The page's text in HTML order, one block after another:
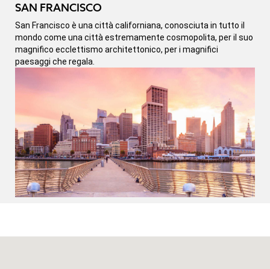
SAN FRANCISCO
San Francisco è una città californiana, conosciuta in tutto il
mondo come una città estremamente cosmopolita, per il suo
magnifico ecclettismo architettonico, per i magnifici
paesaggi che regala.